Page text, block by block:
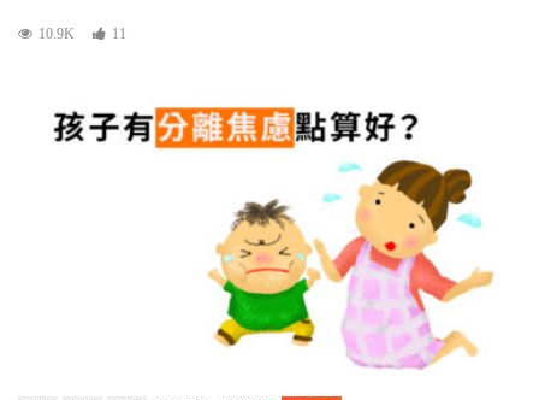
10.9K 11